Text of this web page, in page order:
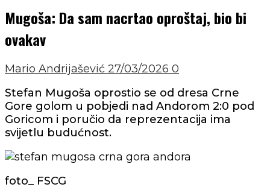
Mugoša: Da sam nacrtao oproštaj, bio bi
ovakav
Mario Andrijašević 27/03/2026 0
Stefan Mugoša oprostio se od dresa Crne
Gore golom u pobjedi nad Andorom 2:0 pod
Goricom i poručio da reprezentacija ima
svijetlu budućnost.
foto_ FSCG